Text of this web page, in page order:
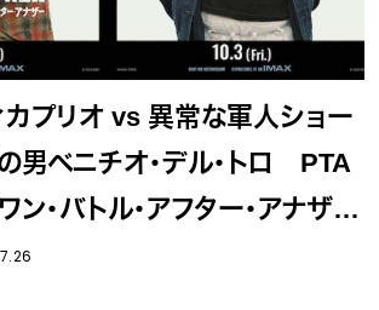
プリオ vs 異常な軍⼈ショー
男ベニチオ・デル・トロ PTA
ン・バトル・アフター・アナザ